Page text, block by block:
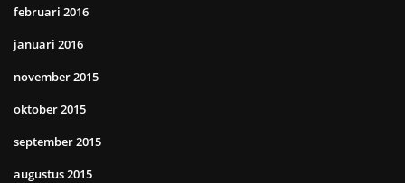
februari 2016
januari 2016
november 2015
oktober 2015
september 2015
augustus 2015